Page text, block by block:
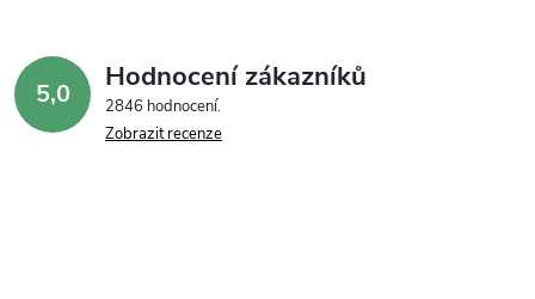
5,0 Hodnocení zákazníků
2846 hodnocení
Zobrazit recenze